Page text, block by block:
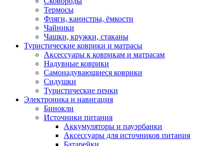
Термосы
Фляги, канистры, ёмкости
Чайники
Чашки, кружки, стаканы
Туристические коврики и матрасы
Аксессуары к коврикам и матрасам
Надувные коврики
Самонадувающиеся коврики
Сидушки
Туристические пенки
Электроника и навигация
Бинокли
Источники питания
Аккумуляторы и пауэрбанки
Аксессуары для источников питания
Батарейки